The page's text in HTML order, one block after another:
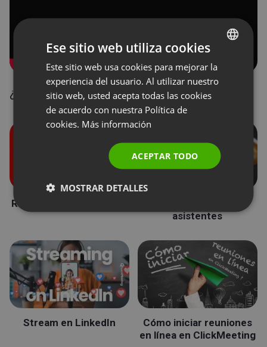
¿Cómo usar el chat en sus webinars?
Roles durante un evento
asistentes
Stream en LinkedIn
Cómo iniciar reuniones
en línea en ClickMeeting
ENGLISH
FRENCH
RUSSIAN
SPANISH
Ese sitio web utiliza cookies
Este sitio web usa cookies para mejorar la
experiencia del usuario. Al utilizar nuestro
sitio web, usted acepta todas las cookies
de acuerdo con nuestra Política de
cookies. Más información
ACEPTAR TODO
MOSTRAR DETALLES